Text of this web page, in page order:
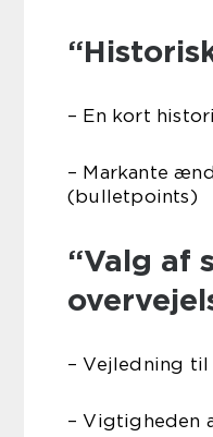
– En kort
– Markante
(bulletpoints)
“Valg af
– Vejledning
– Vigtigheden